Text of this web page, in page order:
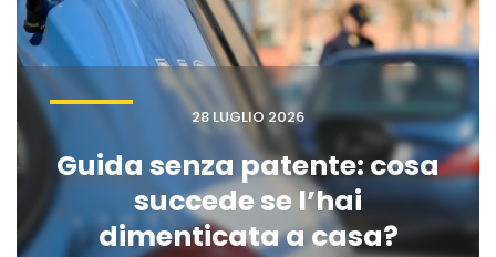
28 LUGLIO 2026
Guida senza patente: cosa
succede se l’hai
dimenticata a casa?